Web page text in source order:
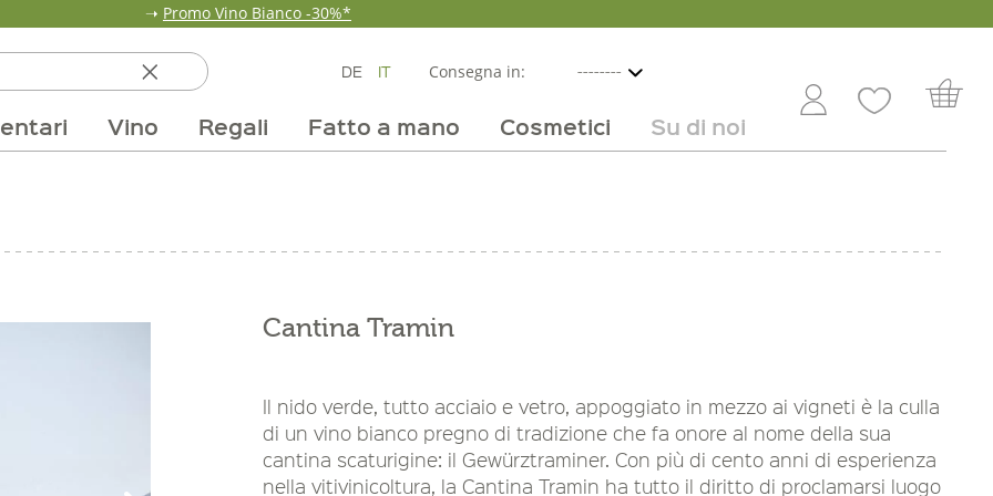
➝ Promo Vino Bianco -30%*
DE IT Consegna in:
Vino Regali Fatto a mano Cosmetici Su di noi
Cantina Tramin
Il nido verde, tutto acciaio e vetro, appoggiato in mezzo ai vigneti è la culla
di un vino bianco pregno di tradizione che fa onore al nome della sua
cantina scaturigine: il Gewürztraminer. Con più di cento anni di esperienza
nella vitivinicoltura, la Cantina Tramin ha tutto il diritto di proclamarsi luogo